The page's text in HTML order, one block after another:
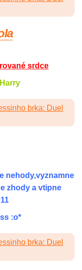
srdce
brka: Duel
nehody,vyznamne
zhody a vtipne
:o*
brka: Duel